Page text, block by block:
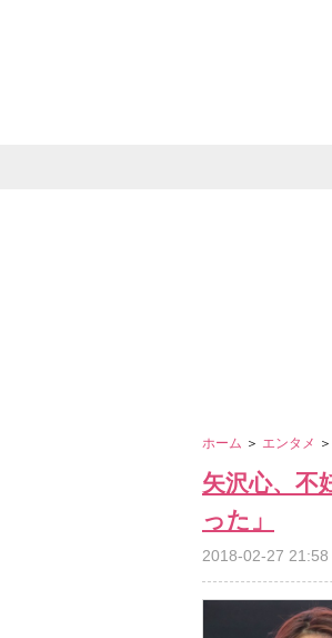
ホーム ＞ エンタメ
矢沢心、不
った」
2018-02-27 21:58